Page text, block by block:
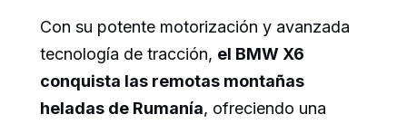
Con su potente motorización y avanzada
tecnología de tracción, el BMW X6
conquista las remotas montañas
heladas de Rumanía, ofreciendo una